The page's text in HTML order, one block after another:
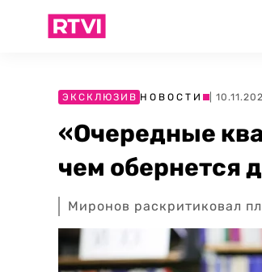
ЭКСКЛЮЗИВ НОВОСТИ |
«Очередные
чем обернется
Миронов раскритиковал